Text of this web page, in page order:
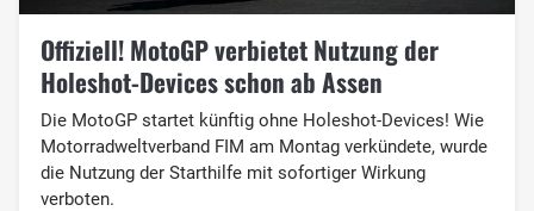
Offiziell! MotoGP verbietet Nutzung der
Holeshot-Devices schon ab Assen
Die MotoGP startet künftig ohne Holeshot-Devices! Wie
Motorradweltverband FIM am Montag verkündete, wurde
die Nutzung der Starthilfe mit sofortiger Wirkung
verboten.